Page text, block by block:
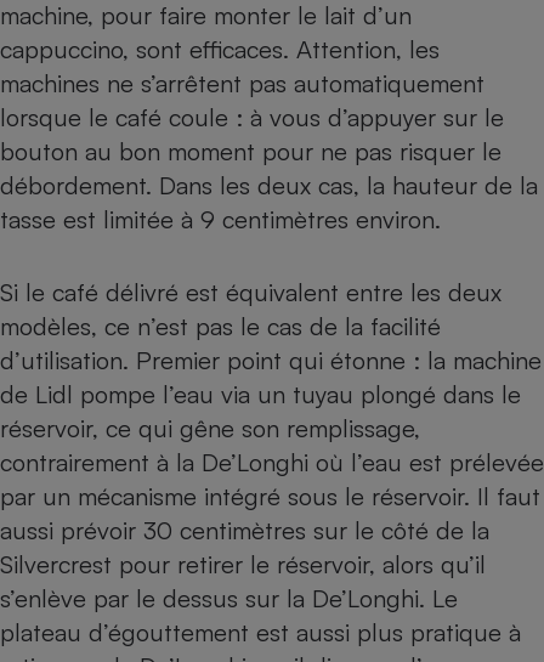
machine, pour faire monter le lait d’un
cappuccino, sont efficaces. Attention, les
machines ne s’arrêtent pas automatiquement
lorsque le café coule : à vous d’appuyer sur le
bouton au bon moment pour ne pas risquer le
débordement. Dans les deux cas, la hauteur de la
tasse est limitée à 9 centimètres environ.
Si le café délivré est équivalent entre les deux
modèles, ce n’est pas le cas de la facilité
d’utilisation. Premier point qui étonne : la machine
de Lidl pompe l’eau via un tuyau plongé dans le
réservoir, ce qui gêne son remplissage,
contrairement à la De’Longhi où l’eau est prélevée
par un mécanisme intégré sous le réservoir. Il faut
aussi prévoir 30 centimètres sur le côté de la
Silvercrest pour retirer le réservoir, alors qu’il
s’enlève par le dessus sur la De’Longhi. Le
plateau d’égouttement est aussi plus pratique à